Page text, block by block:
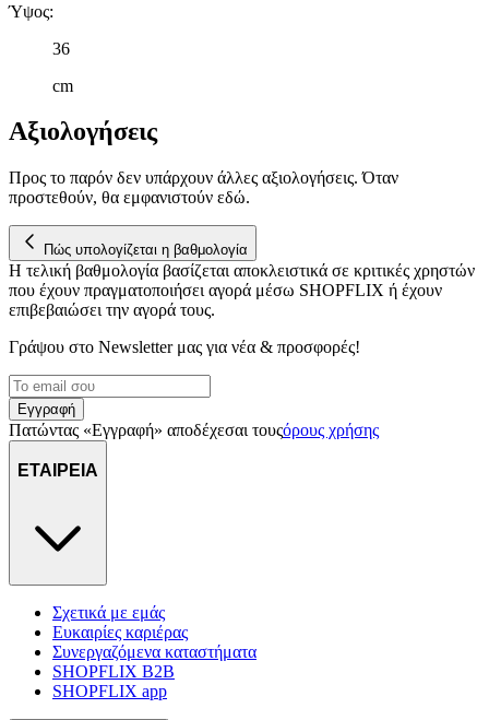
Ύψος:
36
cm
Αξιολογήσεις
Προς το παρόν δεν υπάρχουν άλλες αξιολογήσεις. Όταν
προστεθούν, θα εμφανιστούν εδώ.
Πώς υπολογίζεται η βαθμολογία
Η τελική βαθμολογία βασίζεται αποκλειστικά σε κριτικές χρηστών
που έχουν πραγματοποιήσει αγορά μέσω SHOPFLIX ή έχουν
επιβεβαιώσει την αγορά τους.
Γράψου στο Νewsletter μας για νέα & προσφορές!
Εγγραφή
Πατώντας «Εγγραφή» αποδέχεσαι τουςόρους χρήσης
ΕΤΑΙΡΕΙΑ
Σχετικά με εμάς
Ευκαιρίες καριέρας
Συνεργαζόμενα καταστήματα
SHOPFLIX B2B
SHOPFLIX app